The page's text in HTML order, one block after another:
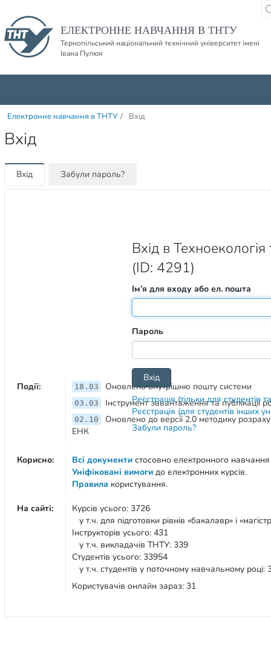
ЕЛЕКТРОННЕ НАВЧАННЯ В ТНТУ
Тернопільський національний технічний університет імені
Івана Пулюя
Електронне навчання в ТНТУ / Вхід
Вхід
Вхід Забули пароль?
Вхід в
(ID: 4291)
Ім’я для входу або ел. пошта
Пароль
Реєстрація (тільки для студентів
Реєстрація (для студентів інших
Забули пароль?
Події: 18.03 Оновлено внутрішню пошту системи
03.03 Інструмент завантаження та публікації
02.10
Оновлено до версії 2.0 методику
ЕНК
Корисно: Всі документи стосовно електронного
Уніфіковані вимоги до електронних курсів.
Правила користування.
На сайті:
Курсів усього: 3726
у т.ч. для підготовки рівнів «бакалавр» і
Інструкторів усього: 431
у т.ч. викладачів ТНТУ: 339
Студентів усього: 33954
у т.ч. студентів у поточному навчальному році:
Користувачів онлайн зараз: 31